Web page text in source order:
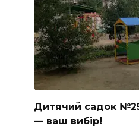
Дитячий садок
— ваш вибір!